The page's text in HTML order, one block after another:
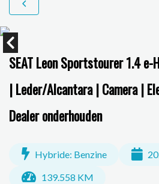
SEAT Leon Sportstourer 1.4 e-
| Leder/Alcantara | Camera |
Dealer onderhouden
Hybride: Benzine
139.558 KM